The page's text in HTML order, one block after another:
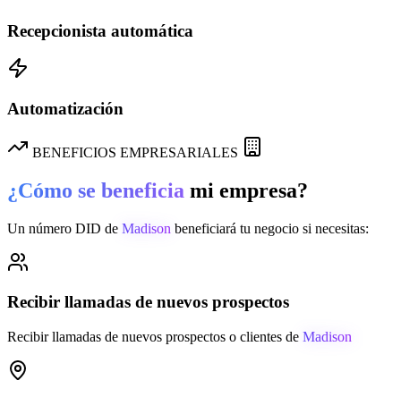
Recepcionista automática
Automatización
BENEFICIOS EMPRESARIALES
¿Cómo se beneficia mi empresa?
Un número DID de Madison beneficiará tu negocio si necesitas:
Recibir llamadas de nuevos prospectos
Recibir llamadas de nuevos prospectos o clientes de Madison